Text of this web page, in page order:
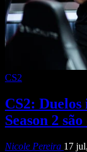
CS2
CS2:
Season 2
Nicole Pereira 17